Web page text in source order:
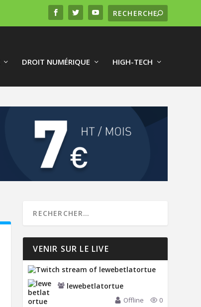
DROIT NUMÉRIQUE HIGH-TECH
VENIR SUR LE LIVE
lewebetlatortue
Offline 0